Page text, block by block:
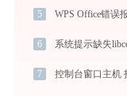
5
6 系统提示缺失
7 控制台窗口主机